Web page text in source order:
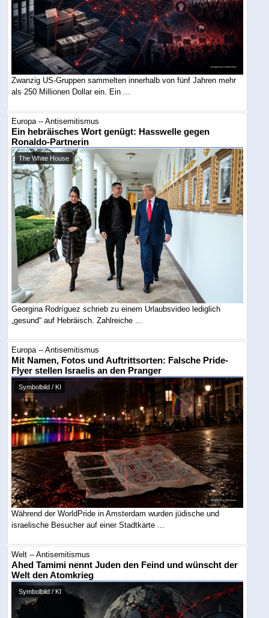
Zwanzig US-Gruppen sammelten innerhalb von fünf Jahren mehr
als 250 Millionen Dollar ein. Ein ...
Europa -- Antisemitismus
Ein hebräisches Wort genügt: Hasswelle gegen
Ronaldo-Partnerin
The White House
Georgina Rodríguez schrieb zu einem Urlaubsvideo lediglich
„gesund“ auf Hebräisch. Zahlreiche ...
Europa -- Antisemitismus
Mit Namen, Fotos und Auftrittsorten: Falsche Pride-
Flyer stellen Israelis an den Pranger
Symbolbild / KI
Während der WorldPride in Amsterdam wurden jüdische und
israelische Besucher auf einer Stadtkarte ...
Welt -- Antisemitismus
Ahed Tamimi nennt Juden den Feind und wünscht der
Welt den Atomkrieg
Symbolbild / KI